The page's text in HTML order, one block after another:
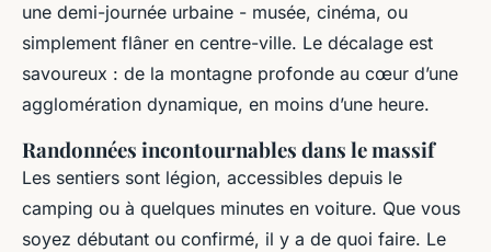
une demi-journée urbaine - musée, cinéma, ou
simplement flâner en centre-ville. Le décalage est
savoureux : de la montagne profonde au cœur d’une
agglomération dynamique, en moins d’une heure.
Randonnées incontournables dans le massif
Les sentiers sont légion, accessibles depuis le
camping ou à quelques minutes en voiture. Que vous
soyez débutant ou confirmé, il y a de quoi faire. Le